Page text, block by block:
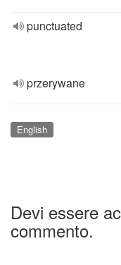
punctuated
przerywane
English
Devi essere
commento.